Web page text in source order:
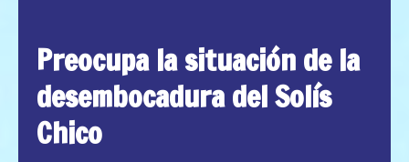
Preocupa la situación de la
desembocadura del Solís
Chico